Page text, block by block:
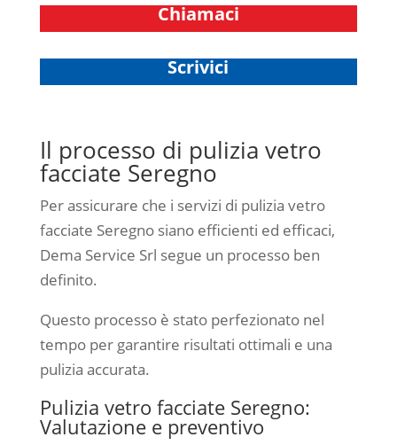
Chiamaci
Scrivici
Il processo di pulizia vetro
facciate Seregno
Per assicurare che i servizi di pulizia vetro
facciate Seregno siano efficienti ed efficaci,
Dema Service Srl segue un processo ben
definito.
Questo processo è stato perfezionato nel
tempo per garantire risultati ottimali e una
pulizia accurata.
Pulizia vetro facciate Seregno:
Valutazione e preventivo